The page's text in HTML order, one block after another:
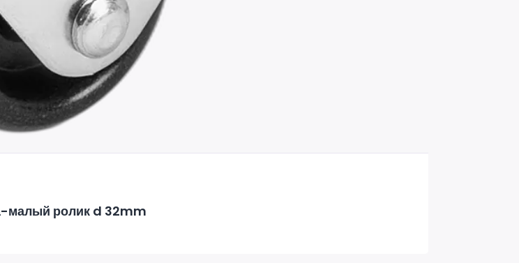
малый ролик d 32mm